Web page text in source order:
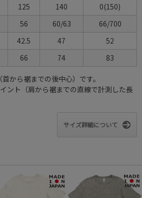
125 140
0(150)
56 60/63
66/700
42.5 47
52
66 74 83
から裾までの後中心）です。
ント（肩から裾までの直線で計測した長
サイズ詳細について